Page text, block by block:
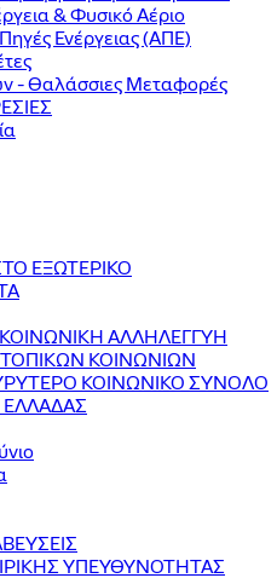
& Φυσικό Αέριο
Ενέργειας (ΑΠΕ)
- Θαλάσσιες Μεταφορές
ΕΞΩΤΕΡΙΚΟ
ΑΛΛΗΛΕΓΓΥΗ
ΚΟΙΝΩΝΙΩΝ
ΚΟΙΝΩΝΙΚΟ ΣΥΝΟΛΟ
ΥΠΕΥΘΥΝΟΤΗΤΑΣ